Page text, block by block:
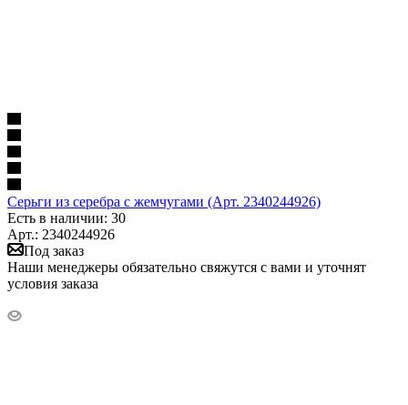
Серьги из серебра с жемчугами (Арт. 2340244926)
Есть в наличии: 30
Арт.: 2340244926
Под заказ
Наши менеджеры обязательно свяжутся с вами и уточнят
условия заказа